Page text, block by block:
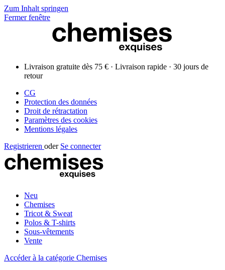
Zum Inhalt springen
Fermer fenêtre
Livraison gratuite dès 75 € · Livraison rapide · 30 jours de
retour
CG
Protection des données
Droit de rétractation
Paramètres des cookies
Mentions légales
Registrieren oder Se connecter
Neu
Chemises
Tricot & Sweat
Polos & T-shirts
Sous-vêtements
Vente
Accéder à la catégorie Chemises